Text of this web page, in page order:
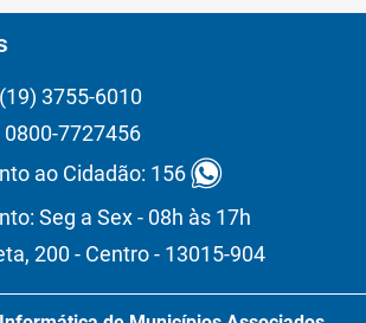
3755-6010
0800-7727456
ao Cidadão: 156
Seg a Sex - 08h às 17h
200 - Centro - 13015-904